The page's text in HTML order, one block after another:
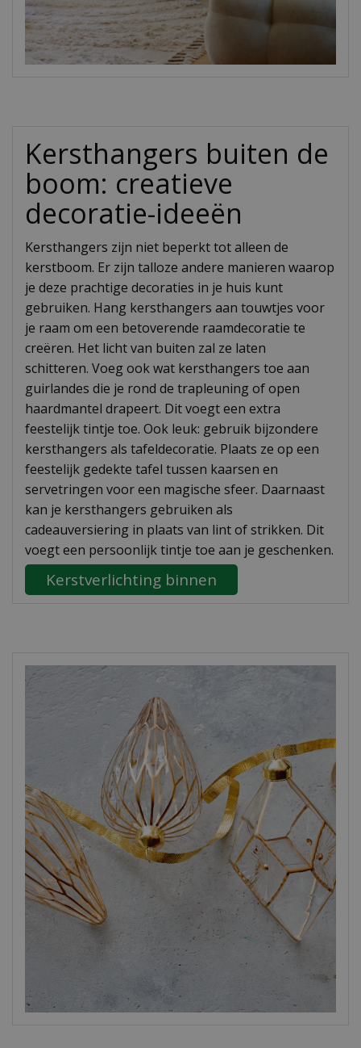
Kersthangers buiten de
boom: creatieve
decoratie-ideeën
Kersthangers zijn niet beperkt tot alleen de
kerstboom. Er zijn talloze andere manieren waarop
je deze prachtige decoraties in je huis kunt
gebruiken. Hang kersthangers aan touwtjes voor
je raam om een betoverende raamdecoratie te
creëren. Het licht van buiten zal ze laten
schitteren. Voeg ook wat kersthangers toe aan
guirlandes die je rond de trapleuning of open
haardmantel drapeert. Dit voegt een extra
feestelijk tintje toe. Ook leuk: gebruik bijzondere
kersthangers als tafeldecoratie. Plaats ze op een
feestelijk gedekte tafel tussen kaarsen en
servetringen voor een magische sfeer. Daarnaast
kan je kersthangers gebruiken als
cadeauversiering in plaats van lint of strikken. Dit
voegt een persoonlijk tintje toe aan je geschenken.
Kerstverlichting binnen